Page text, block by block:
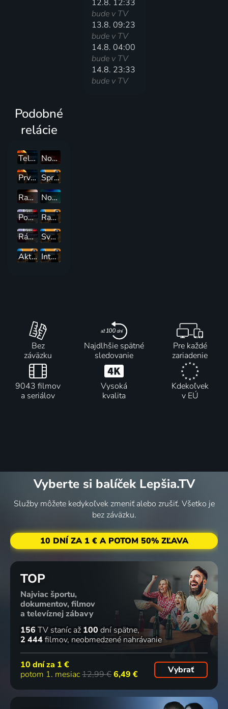
12.8. 12:33
bude v TV
13.8. 09:23
bude v TV
14.8. 04:00
bude v TV
14.8. 23:33
bude v TV
Podobné
relácie
Televízne noviny
Noviny TV JOJ
Prvé televízne noviny
Správy
Ranné noviny
Noviny o 12:00
Popoludnie naživo s Joj 24
Ranné správy
Ráno naživo s Joj 24
Svet :24
Aktuálne :24
Interview :24
Bez
záväzku
Najdlhšie spätné
sledovanie
Pre každé
zariadenie
9043 filmov
a seriálov
Vysoká
kvalita
Kdekoľvek
v EÚ
Vyberte si balíček Lepšia.TV
Služby môžete kedykoľvek zmeniť alebo zrušiť. Všetko je
bez záväzku.
10 DNÍ ZA 1 € A POTOM 50% ZĽAVA
TOP
Najviac športu,
dokumentov, filmov
a televíznej zábavy
156 TV staníc až 100 dní spätne
2 444filmov neobmedzené nahrávanie
10 dní za 1 €
potom 1. mesiac12,99 €6,49 € Vybrať